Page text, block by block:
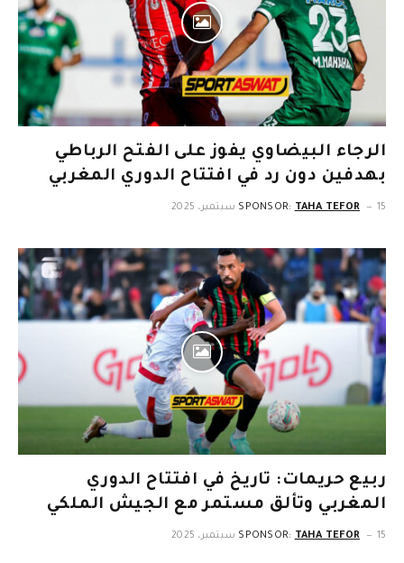
الرجاء البيضاوي يفوز على الفتح الرباطي
بهدفين دون رد في افتتاح الدوري المغربي
SPONSOR: TAHA TEFOR 15 سبتمبر، 2025
ربيع حريمات: تاريخ في افتتاح الدوري
المغربي وتألق مستمر مع الجيش الملكي
SPONSOR:TAHA TEFOR 15 سبتمبر، 2025